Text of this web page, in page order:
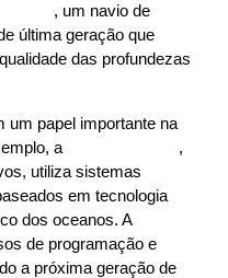
, um navio de
última geração que
das profundezas
um papel importante na
a
,
utiliza sistemas
em tecnologia
dos oceanos. A
de programação e
a próxima geração de